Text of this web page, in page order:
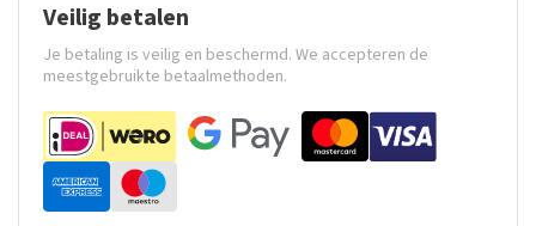
Veilig betalen
Je betaling is veilig en beschermd. We accepteren de
meestgebruikte betaalmethoden.